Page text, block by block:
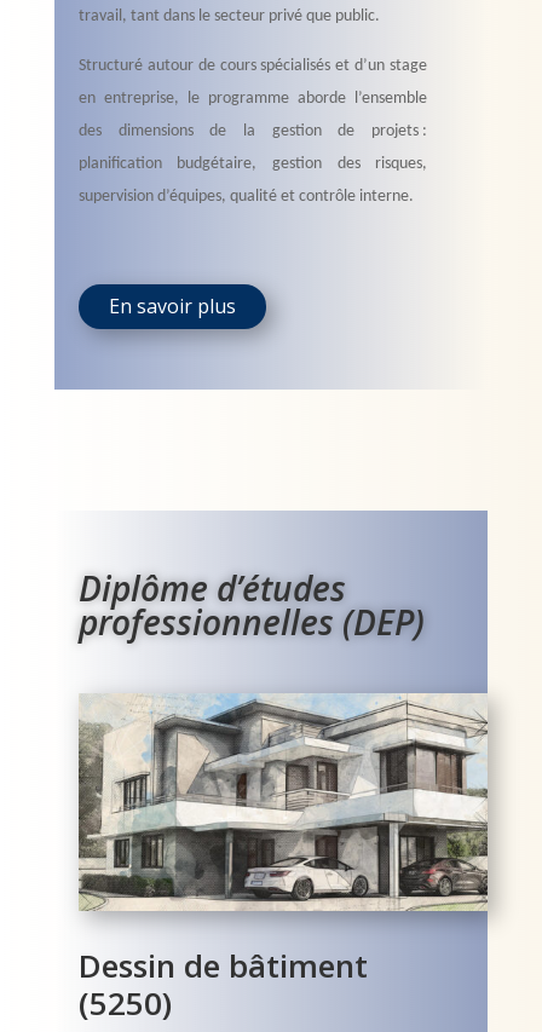
travail, tant dans le secteur privé que public.
Structuré autour de cours spécialisés et d’un stage
en entreprise, le programme aborde l’ensemble
des dimensions de la gestion de projets :
planification budgétaire, gestion des risques,
supervision d’équipes, qualité et contrôle interne.
En savoir plus
Diplôme d’études
professionnelles (DEP)
Dessin de bâtiment
(5250)